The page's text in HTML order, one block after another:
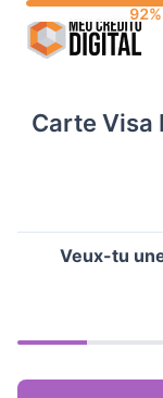
Carte Visa
Veux-tu